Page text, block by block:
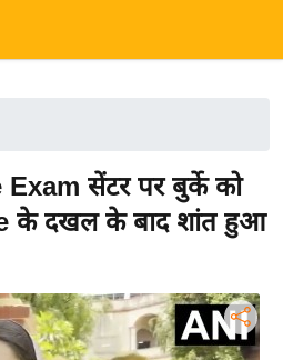
सेंटर पर बुर्के को
के दखल के बाद शांत हुआ